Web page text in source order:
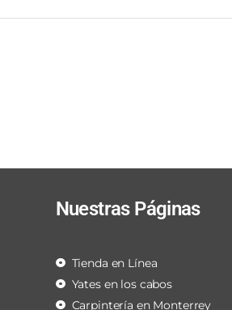
Nuestras Páginas
Tienda en Línea
Yates en los cabos
Carpintería en Monterrey